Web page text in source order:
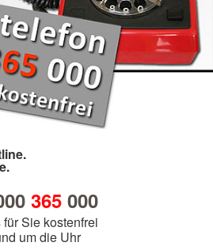
365000
für Sie kostenfrei
um die Uhr